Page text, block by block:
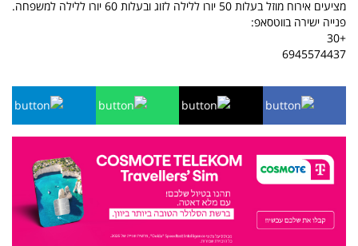
מציעים אירוח מוזל בעלות 50 יורו ללילה לזוג ובעלות 60 יורו ללילה למשפחה.
פנייה ישירה בווטסאפ:
+30
6945574437